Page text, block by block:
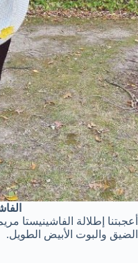
أعجبتنا إطلالة الفاشينيستا
الضيق والبوت الأبيض الطويل.